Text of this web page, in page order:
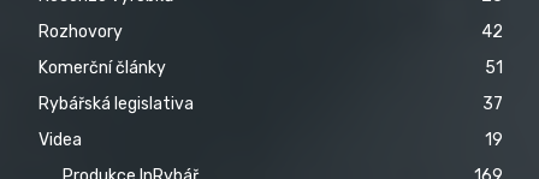
Rozhovory
42
Komerční články
51
Rybářská legislativa
37
Videa
19